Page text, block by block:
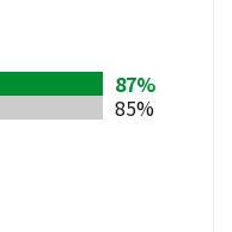
87%
85%